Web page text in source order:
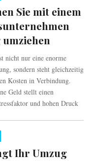
Sie mit einem
nicht nur eine enorme
sondern steht gleichzeitig
Kosten in Verbindung.
Geld stellt einen
und hohen Druck
Ihr Umzug